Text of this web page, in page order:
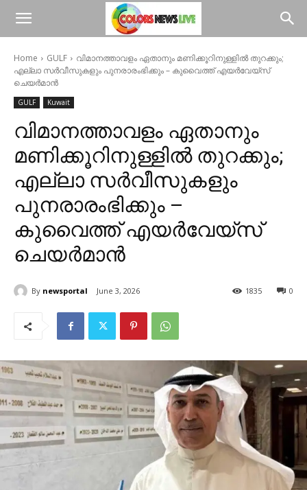
Home GULF
വിമാനത്താവളം ഏതാനും മണിക്കൂറിനുള്ളിൽ തുറക്കും;
എല്ലാ സർവീസുകളും പുനരാരംഭിക്കും – കുവൈത്ത് എയർവേയ്സ്
ചെയർമാൻ
GULF Kuwait
വിമാനത്താവളം ഏതാനും
മണിക്കൂറിനുള്ളിൽ തുറക്കും;
എല്ലാ സർവീസുകളും
പുനരാരംഭിക്കും –
കുവൈത്ത് എയർവേയ്സ്
ചെയർമാൻ
By newsportal June 3, 2026 0
1835